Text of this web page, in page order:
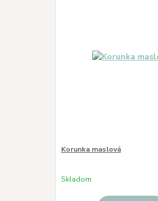
Korunka maslová
Skladom